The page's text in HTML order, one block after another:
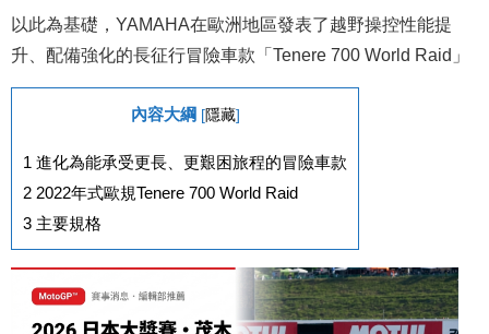
以此為基礎，YAMAHA在歐洲地區發表了越野操控性能提
升、配備強化的長征行冒險車款「Tenere 700 World Raid」
內容大綱 [隱藏]
1 進化為能承受更長、更艱困旅程的冒險車款
2 2022年式歐規Tenere 700 World Raid
3 主要規格